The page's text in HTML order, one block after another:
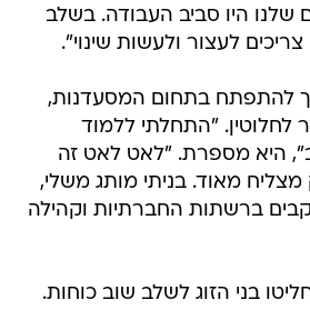
שלנו היו סביב העבודה. בשלב
לעצור ולעשות שינוי".
להתפתח בתחום המסעדנות,
לחלוטין. "התחלתי ללמוד
היא מספרת. "לאט לאט זה
מאוד. בניתי מותג משלי,
ברשתות החברתיות וקהילה
בני הזוג לשלב שוב כוחות.